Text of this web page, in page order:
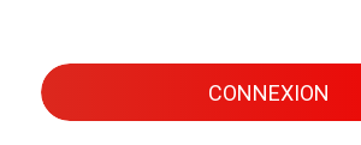
CONNEXION